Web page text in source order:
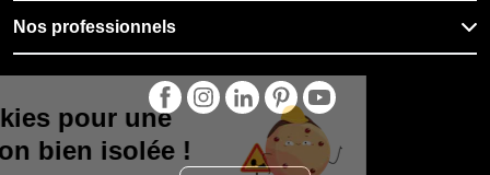
Nos professionnels